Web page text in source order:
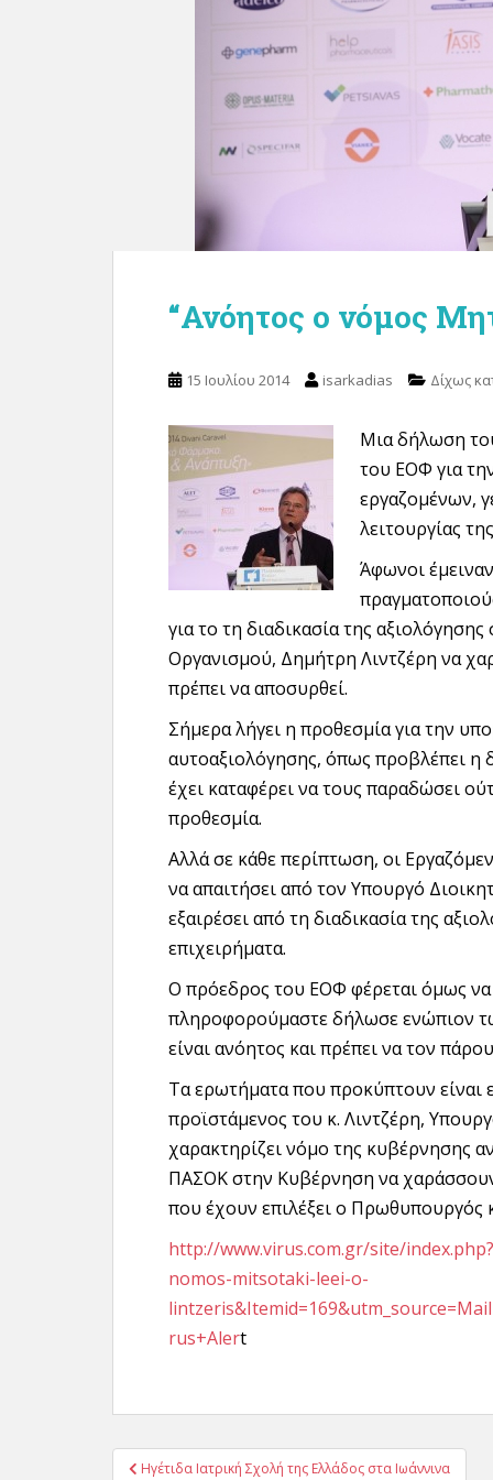
“Ανόητος ο νόμος
15 Ιουλίου 2014 isarkadias Δίχως
Μια δήλωση
του ΕΟΦ για
εργαζομένων,
λειτουργίας
Άφωνοι
για το τη διαδικασία της
Οργανισμού, Δημήτρη Λιντζέρη να
πρέπει να αποσυρθεί.
Σήμερα λήγει η προθεσμία για την
αυτοαξιολόγησης, όπως προβλέπει η
έχει καταφέρει να τους παραδώσει
προθεσμία.
Αλλά σε κάθε περίπτωση, οι
να απαιτήσει από τον Υπουργό
εξαιρέσει από τη διαδικασία της
επιχειρήματα.
Ο πρόεδρος του ΕΟΦ φέρεται όμως
πληροφορούμαστε δήλωσε ενώπιον
είναι ανόητος και πρέπει να τον
Τα ερωτήματα που προκύπτουν είναι
προϊστάμενος του κ. Λιντζέρη,
χαρακτηρίζει νόμο της κυβέρνησης
ΠΑΣΟΚ στην Κυβέρνηση να χαράσσουν
που έχουν επιλέξει ο Πρωθυπουργός
http://www.virus.com.gr/site/
nomos-mitsotaki-leei-o-
rus+Alert
Πλοήγηση
Ηγέτιδα Ιατρική Σχολή της Ελλάδος στα Ιωάννινα